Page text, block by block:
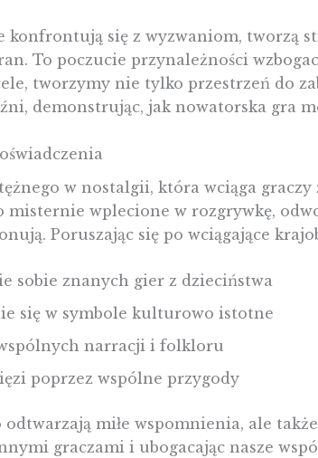
konfrontują się z wyzwaniom, tworzą
To poczucie przynależności
tworzymy nie tylko przestrzeń do
demonstrując, jak nowatorska gra
w nostalgii, która wciąga
misternie wplecione w rozgrywkę,
Poruszając się po wciągające
sobie znanych gier z dzieciństwa
się w symbole kulturowo istotne
narracji i folkloru
poprzez wspólne przygody
miłe wspomnienia, ale
graczami i ubogacając nasze